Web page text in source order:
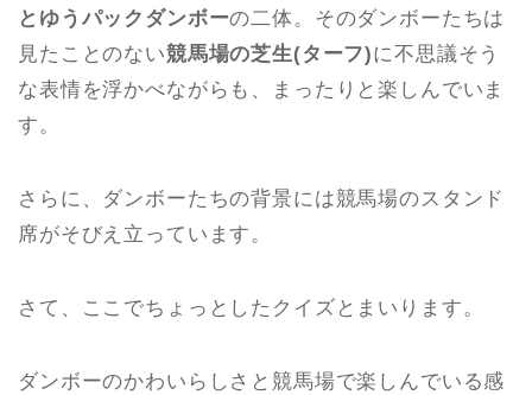
とゆうパックダンボーの二体。そのダンボーたちは
見たことのない競馬場の芝生(ターフ)に不思議そう
な表情を浮かべながらも、まったりと楽しんでいま
す。
さらに、ダンボーたちの背景には競馬場のスタンド
席がそびえ立っています。
さて、ここでちょっとしたクイズとまいります。
ダンボーのかわいらしさと競馬場で楽しんでいる感